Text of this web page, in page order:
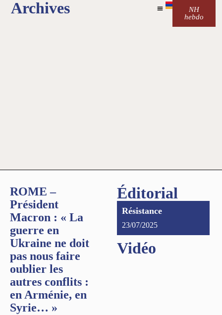
Archives
NH
hebdo
ROME –
Président
Macron : « La
guerre en
Ukraine ne doit
pas nous faire
oublier les
autres conflits :
en Arménie, en
Syrie… »
Éditorial
Résistance
23/07/2025
Vidéo